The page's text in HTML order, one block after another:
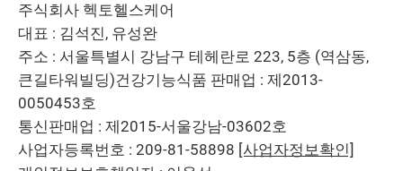
주식회사 헥토헬스케어
대표 : 김석진, 유성완
주소 : 서울특별시 강남구 테헤란로 223, 5층 (역삼동,
큰길타워빌딩)건강기능식품 판매업 : 제2013-
0050453호
통신판매업 : 제2015-서울강남-03602호
사업자등록번호 : 209-81-58898 [사업자정보확인]